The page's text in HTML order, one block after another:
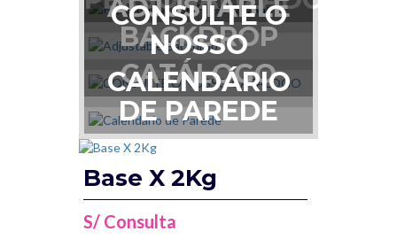
ADJUSTABLE
BACKDROP
CONSULTE O
NOSSO
CATÁLOGO
CALENDÁRIO
DE PAREDE
Base X 2Kg
S/ Consulta